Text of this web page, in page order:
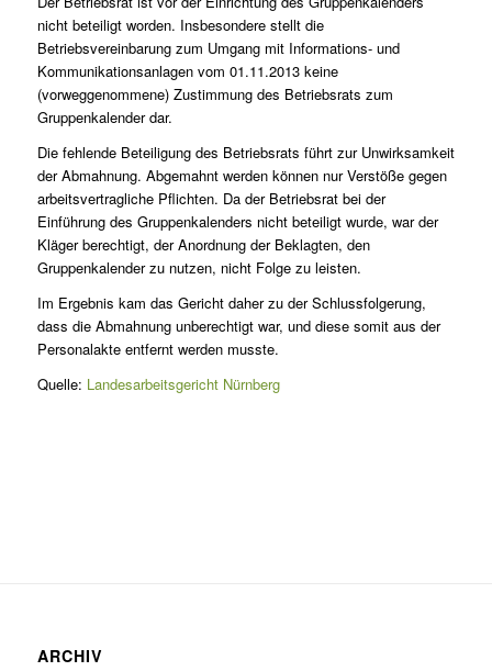
nicht beteiligt worden. Insbesondere stellt die
Betriebsvereinbarung zum Umgang mit Informations- und
Kommunikationsanlagen vom 01.11.2013 keine
(vorweggenommene) Zustimmung des Betriebsrats zum
Gruppenkalender dar.
Die fehlende Beteiligung des Betriebsrats führt zur Unwirksamkeit
der Abmahnung. Abgemahnt werden können nur Verstöße gegen
arbeitsvertragliche Pflichten. Da der Betriebsrat bei der
Einführung des Gruppenkalenders nicht beteiligt wurde, war der
Kläger berechtigt, der Anordnung der Beklagten, den
Gruppenkalender zu nutzen, nicht Folge zu leisten.
Im Ergebnis kam das Gericht daher zu der Schlussfolgerung,
dass die Abmahnung unberechtigt war, und diese somit aus der
Personalakte entfernt werden musste.
Quelle: Landesarbeitsgericht Nürnberg
ARCHIV